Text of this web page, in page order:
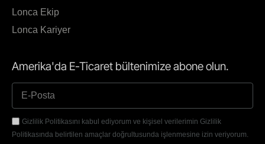
Lonca Ekip
Lonca Kariyer
Amerika'da E-Ticaret bültenimize abone olun.
Gizlilik Politikasını kabul ediyorum ve kişisel verilerimin Gizlilik
Politikasında belirtilen amaçlar doğrultusunda işlenmesine izin veriyorum.